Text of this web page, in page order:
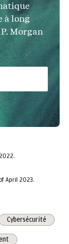
à long
Morgan
April 2023.
Cybersécurité